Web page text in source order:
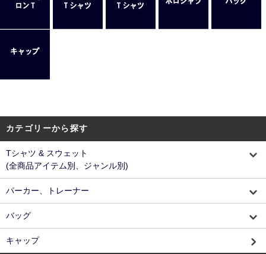
カテゴリーから探す
Tシャツ & スウェット
(全商品アイテム別、ジャンル別)
パーカー、トレーナー
バッグ
キャップ